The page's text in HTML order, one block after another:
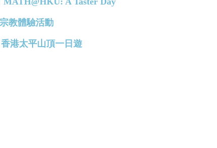
教體驗活動
港太平山頂一日遊